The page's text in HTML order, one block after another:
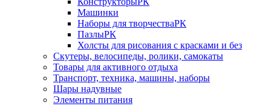
Машинки
Наборы для творчестваРК
ПазлыРК
Холсты для рисования с красками и без
Скутеры, велосипеды, ролики, самокаты
Товары для активного отдыха
Транспорт, техника, машины, наборы
Шары надувные
Элементы питания